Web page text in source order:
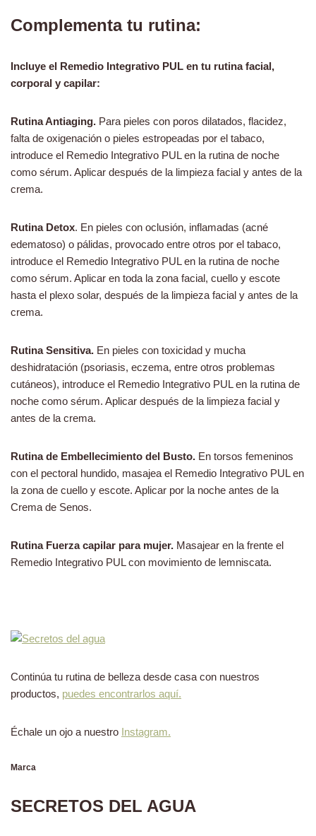
Complementa tu rutina:
Incluye el Remedio Integrativo PUL en tu rutina facial,
corporal y capilar:
Rutina Antiaging. Para pieles con poros dilatados, flacidez,
falta de oxigenación o pieles estropeadas por el tabaco,
introduce el Remedio Integrativo PUL en la rutina de noche
como sérum. Aplicar después de la limpieza facial y antes de la
crema.
Rutina Detox. En pieles con oclusión, inflamadas (acné
edematoso) o pálidas, provocado entre otros por el tabaco,
introduce el Remedio Integrativo PUL en la rutina de noche
como sérum. Aplicar en toda la zona facial, cuello y escote
hasta el plexo solar, después de la limpieza facial y antes de la
crema.
Rutina Sensitiva. En pieles con toxicidad y mucha
deshidratación (psoriasis, eczema, entre otros problemas
cutáneos), introduce el Remedio Integrativo PUL en la rutina de
noche como sérum. Aplicar después de la limpieza facial y
antes de la crema.
Rutina de Embellecimiento del Busto. En torsos femeninos
con el pectoral hundido, masajea el Remedio Integrativo PUL en
la zona de cuello y escote. Aplicar por la noche antes de la
Crema de Senos.
Rutina Fuerza capilar para mujer. Masajear en la frente el
Remedio Integrativo PUL con movimiento de lemniscata.
Continúa tu rutina de belleza desde casa con nuestros
productos, puedes encontrarlos aquí.
Échale un ojo a nuestro Instagram.
Marca
SECRETOS DEL AGUA